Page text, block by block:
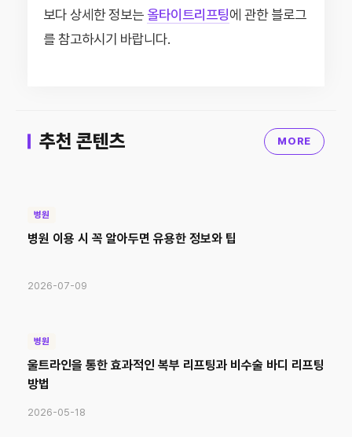
보다 상세한 정보는 올타이트리프팅에 관한 블로그
를 참고하시기 바랍니다.
추천 콘텐츠 MORE
병원
병원 이용 시 꼭 알아두면 유용한 정보와 팁
2026-07-09
병원
울트라인을 통한 효과적인 복부 리프팅과 비수술 바디 리프팅
방법
2026-05-18